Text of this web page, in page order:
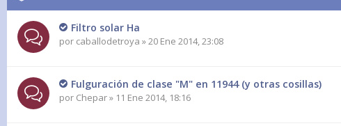
Filtro solar Ha
por caballodetroya » 20 Ene 2014, 23:08
Fulguración de clase "M" en 11944 (y otras cosillas)
por Chepar» 11 Ene 2014, 18:16